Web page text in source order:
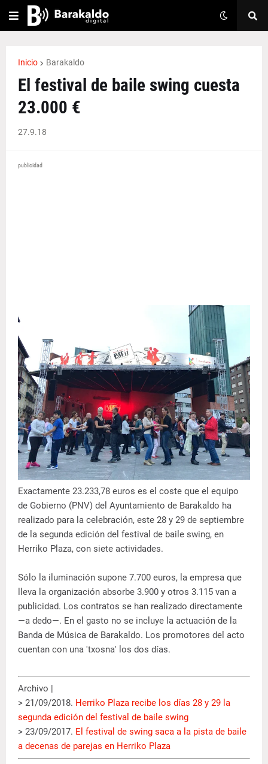
Inicio Barakaldo
El festival de baile swing cuesta
23.000 €
27.9.18
publicidad
Exactamente 23.233,78 euros es el coste que el equipo
de Gobierno (PNV) del Ayuntamiento de Barakaldo ha
realizado para la celebración, este 28 y 29 de septiembre
de la segunda edición del festival de baile swing, en
Herriko Plaza, con siete actividades.
Sólo la iluminación supone 7.700 euros, la empresa que
lleva la organización absorbe 3.900 y otros 3.115 van a
publicidad. Los contratos se han realizado directamente
—a dedo—. En el gasto no se incluye la actuación de la
Banda de Música de Barakaldo. Los promotores del acto
cuentan con una 'txosna' los dos días.
Archivo |
> 21/09/2018. Herriko Plaza recibe los días 28 y 29 la
segunda edición del festival de baile swing
> 23/09/2017. El festival de swing saca a la pista de baile
a decenas de parejas en Herriko Plaza